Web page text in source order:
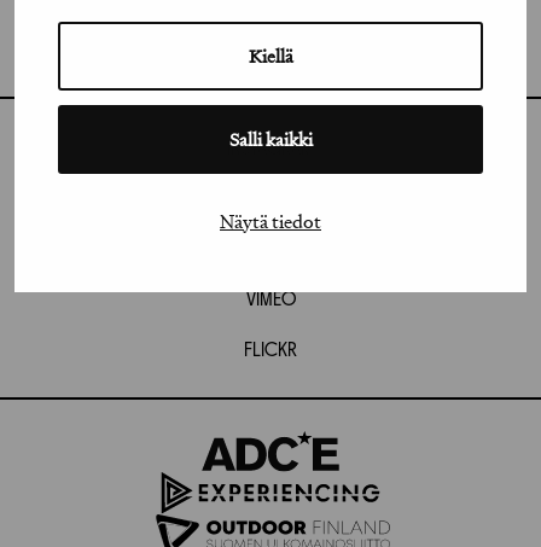
Kiellä
Salli kaikki
Näytä tiedot
GRAFIA(AT)GRAFIA.FI
INSTAGRAM
VIMEO
FLICKR